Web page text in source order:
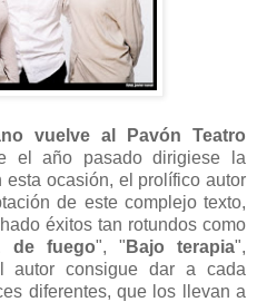
vuelve al Pavón Teatro
el año pasado dirigiese la
esta ocasión, el prolífico autor
de este complejo texto,
éxitos tan rotundos como
de fuego", " Bajo terapia",
autor consigue dar a cada
diferentes, que los llevan a